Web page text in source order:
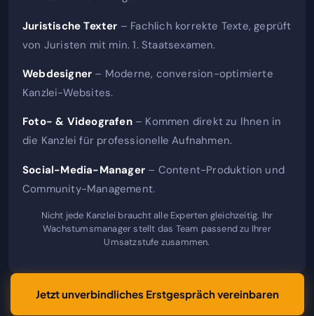
Juristische Texter – Fachlich korrekte Texte, geprüft
von Juristen mit min. 1. Staatsexamen.
Webdesigner – Moderne, conversion-optimierte
Kanzlei-Websites.
Foto- & Videografen– Kommen direkt zu Ihnen in
die Kanzlei für professionelle Aufnahmen.
Social-Media-Manager – Content-Produktion und
Community-Management.
Nicht jede Kanzlei braucht alle Experten gleichzeitig. Ihr
Wachstumsmanager stellt das Team passend zu Ihrer
Umsatzstufe zusammen.
Jetzt unverbindliches Erstgespräch vereinbaren